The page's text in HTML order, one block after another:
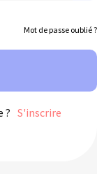
Mot de passe oublié ?
? S'inscrire